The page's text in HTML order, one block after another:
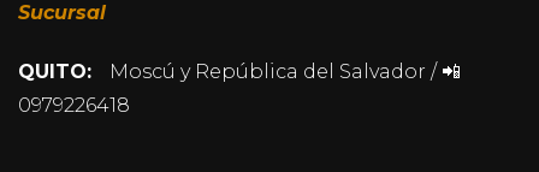
Sucursal
QUITO:
Moscú y República del Salvador / 📲
0979226418